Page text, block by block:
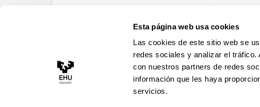
Esta página web usa cookies
Las cookies de este sitio web se
redes sociales y analizar el
con nuestros partners de redes
información que les haya
servicios.
El SCAB
iniciación